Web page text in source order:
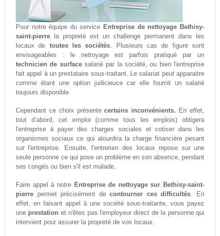
Pour notre équipe du service Entreprise de nettoyage Bethisy-
saint-pierrela propreté est un challenge permanent dans les
locaux de toutes les sociétés. Plusieurs cas de figure sont
envisageables : le nettoyage est parfois pratiqué par un
technicien de surfacesalarié par la société, ou bien l'entreprise
fait appel à un prestataire sous-traitant. Le salariat peut apparaitre
comme étant une option judicieuce car elle fournit un salarié
toujours disponible.
Cependant ce choix présentecertains inconvénients. En effet,
tout d‘abord, cet emploi (comme tous les emplois) obligera
l'entreprise à payer des charges sociales et cotiser dans les
organismes sociaux ce qui alourdira la charge financière pesant
sur l'entreprise. Ensuite, l'entretien des locaux repose sur une
seule personne ce qui pose un problème en son absence, pendant
ses congés ou bien s'il est malade.
Faire appel à notre Entreprise de nettoyage sur Bethisy-saint-
pierrepermet précisément decontourner ces difficultés. En
effet, en faisant appel à une société sous-traitante, vous payez
une prestation et n'êtes pas l'employeur direct de la personne qui
intervient pour assurer la propreté de vos locaux.